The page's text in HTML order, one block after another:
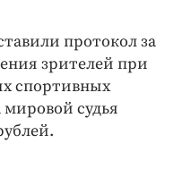
протокол за
зрителей при
спортивных
мировой судья